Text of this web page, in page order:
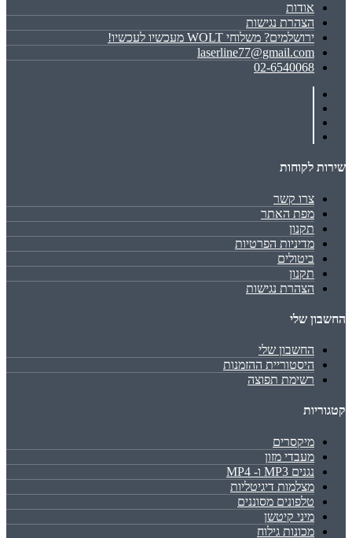
אודות
הצהרת נגישות
ירושלמים? משלוחי WOLT מעכשיו לעכשיו!
laserline77@gmail.com
02-6540068
שירות לקוחות
צרו קשר
מפת האתר
תקנון
מדיניות הפרטיות
ביטולים
תקנון
הצהרת נגישות
החשבון שלי
החשבון שלי
היסטוריית ההזמנות
רשימת תפוצה
קטגוריות
מיקסרים
מעבדי מזון
נגנים MP3 ו- MP4
מצלמות דיגיטליות
טלפונים מסוננים
מיני קיטשן
מכונות גילוח